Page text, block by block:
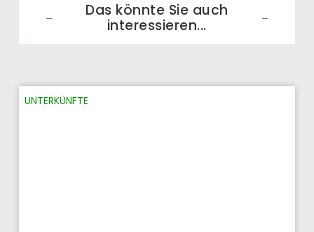
Das könnte Sie auch
interessieren...​
UNTERKÜNFTE